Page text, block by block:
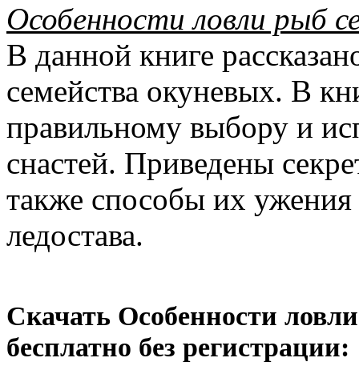
Особенности ловли рыб
В данной книге
семейства окуневых. В
правильному выбору и
снастей. Приведены
также способы их
ледостава.
Скачать Особенности
бесплатно без регистрации: